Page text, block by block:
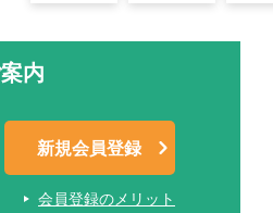
内
新規会員登録
会員登録のメリット